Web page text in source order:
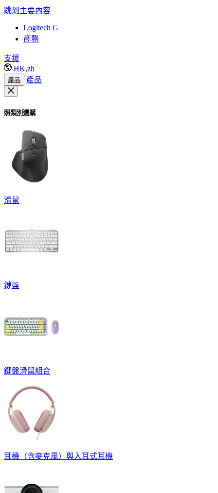
跳到主要內容
Logitech G
商務
支援
HK,zh
產品 產品
照類別選購
滑鼠
鍵盤
鍵盤滑鼠組合
耳機（含麥克風）與入耳式耳機